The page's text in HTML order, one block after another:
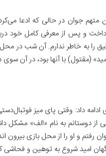
متهم جوان در حالی که ادعا
و پس از معرفی کامل خود
را به خاطر ندارم. آن شب در
(مقتول) با آنها بود، در آن
ادامه داد: وقتی پای میز
از دوستانم به نام «الف» مشکل
رفتم و او را از محل بازی
امید شروع به توهین و فحاشی